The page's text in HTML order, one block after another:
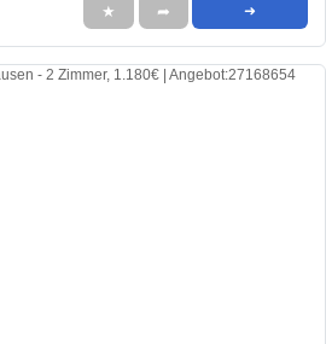
★ ➦ ➜